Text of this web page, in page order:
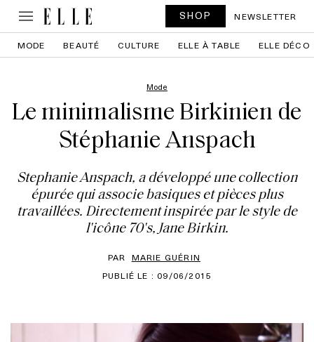
SHOP NEWSLETTER
MODE BEAUTÉ CULTURE ELLE À TABLE ELLE DÉCO
Mode
Le minimalisme Birkinien de
Stéphanie Anspach
Stephanie Anspach, a développé une collection
épurée qui associe basiques et pièces plus
travaillées. Directement inspirée par le style de
l'icône 70's, Jane Birkin.
PAR MARIE GUÉRIN
PUBLIÉ LE : 09/06/2015